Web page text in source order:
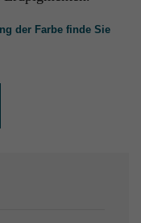
der Farbe finde Sie